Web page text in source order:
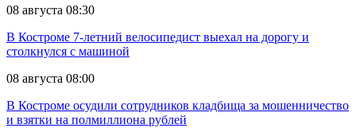
08 августа 08:30
В Костроме 7-летний велосипедист выехал на дорогу и
столкнулся с машиной
08 августа 08:00
В Костроме осудили сотрудников кладбища за мошенничество
и взятки на полмиллиона рублей